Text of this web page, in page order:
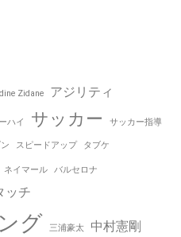
Zidane アジリティ
ハイ サッカー サッカー指導
スピードアップ タブケ
ネイマール バルセロナ
ッチ
グ 三浦豪太 中村憲剛